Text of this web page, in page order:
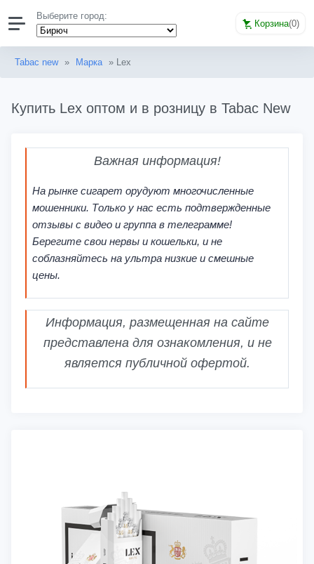
Выберите город:
Корзина(0)
Tabac new » Марка » Lex
Купить Lex оптом и в розницу в Tabac New
Важная информация!
На рынке сигарет орудуют многочисленные
мошенники. Только у нас есть подтвержденные
отзывы с видео и группа в телеграмме!
Берегите свои нервы и кошельки, и не
соблазняйтесь на ультра низкие и смешные
цены.
Информация, размещенная на сайте
представлена для ознакомления, и не
является публичной офертой.